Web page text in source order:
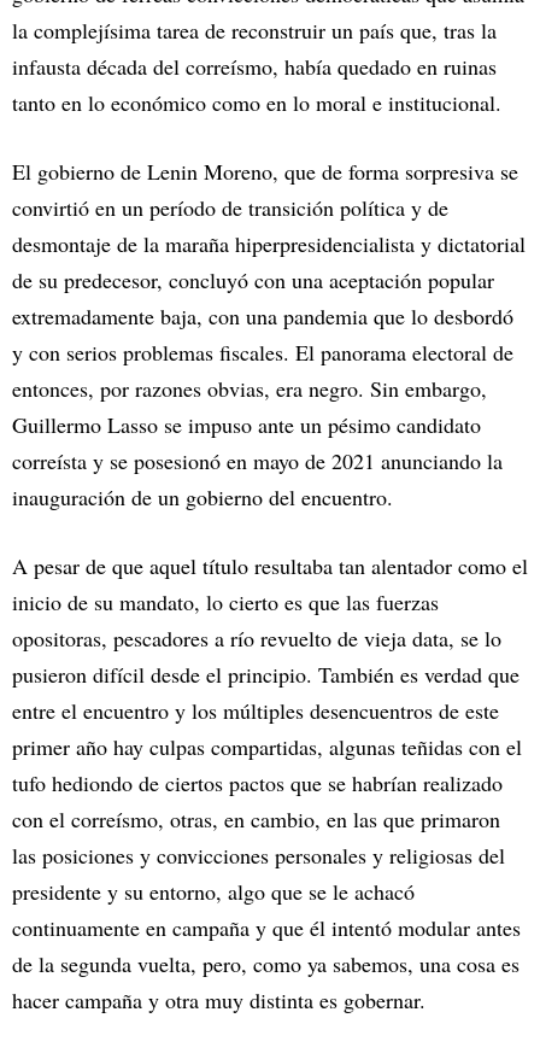
la complejísima tarea de reconstruir un país que, tras la
infausta década del correísmo, había quedado en ruinas
tanto en lo económico como en lo moral e institucional.
El gobierno de Lenin Moreno, que de forma sorpresiva se
convirtió en un período de transición política y de
desmontaje de la maraña hiperpresidencialista y dictatorial
de su predecesor, concluyó con una aceptación popular
extremadamente baja, con una pandemia que lo desbordó
y con serios problemas fiscales. El panorama electoral de
entonces, por razones obvias, era negro. Sin embargo,
Guillermo Lasso se impuso ante un pésimo candidato
correísta y se posesionó en mayo de 2021 anunciando la
inauguración de un gobierno del encuentro.
A pesar de que aquel título resultaba tan alentador como el
inicio de su mandato, lo cierto es que las fuerzas
opositoras, pescadores a río revuelto de vieja data, se lo
pusieron difícil desde el principio. También es verdad que
entre el encuentro y los múltiples desencuentros de este
primer año hay culpas compartidas, algunas teñidas con el
tufo hediondo de ciertos pactos que se habrían realizado
con el correísmo, otras, en cambio, en las que primaron
las posiciones y convicciones personales y religiosas del
presidente y su entorno, algo que se le achacó
continuamente en campaña y que él intentó modular antes
de la segunda vuelta, pero, como ya sabemos, una cosa es
hacer campaña y otra muy distinta es gobernar.